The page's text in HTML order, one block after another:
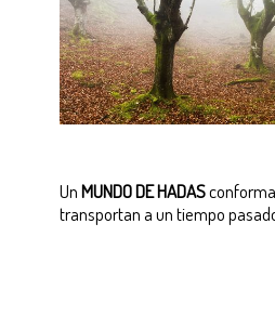
UnMUNDO DE HADAS
transportan a un tiempo